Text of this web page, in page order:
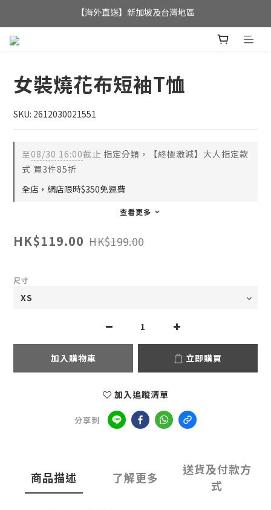
全店滿$350，即可享港澳地區免運費;
【海外直送】新加坡及台灣地區
女裝燒花布短袖T恤
SKU: 2612030021551
至08/30 16:00截止 指定分類，【終極激減】大人指定款
式 買3件85折
全店，網店限時$350免運費
查看更多
HK$119.00 HK$199.00
尺寸
加入購物車 立即購買
加入追蹤清單
分享到
商品描述 了解更多
送貨及付款方
式